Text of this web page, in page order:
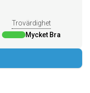
Trovärdighet
Mycket Bra